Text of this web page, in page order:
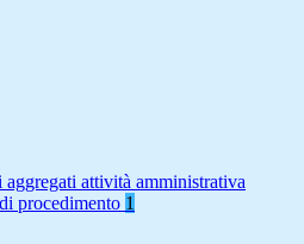
aggregati attività amministrativa
procedimento 1